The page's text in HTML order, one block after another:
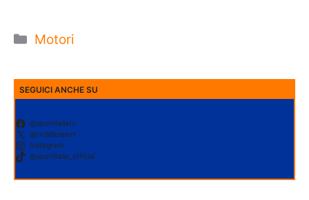
Categorie
Motori
SEGUICI ANCHE SU
@sportitaliatv
@tvdellosport
Instagram
@sportitalia_official